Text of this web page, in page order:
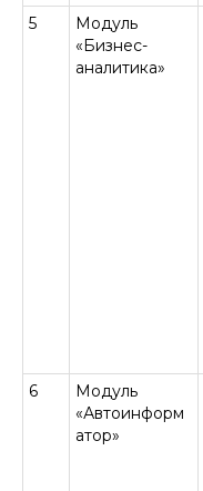
5
Модуль
«Бизнес-
аналитика»
6
Модуль
«Автоинформ
атор»